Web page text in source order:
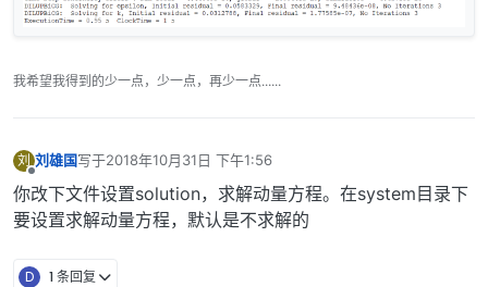
我希望我得到的少一点，少一点，再少一点......
刘
离线
刘雄国写于2018年10月31日 下午1:56
最后由 编辑
你改下文件设置solution，求解动量方程。在system目录下
要设置求解动量方程，默认是不求解的
D 1 条回复